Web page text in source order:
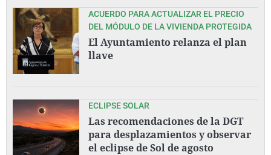
ACUERDO PARA ACTUALIZAR EL PRECIO
DEL MÓDULO DE LA VIVIENDA PROTEGIDA
El Ayuntamiento relanza el plan
llave
ECLIPSE SOLAR
Las recomendaciones de la DGT
para desplazamientos y observar
el eclipse de Sol de agosto